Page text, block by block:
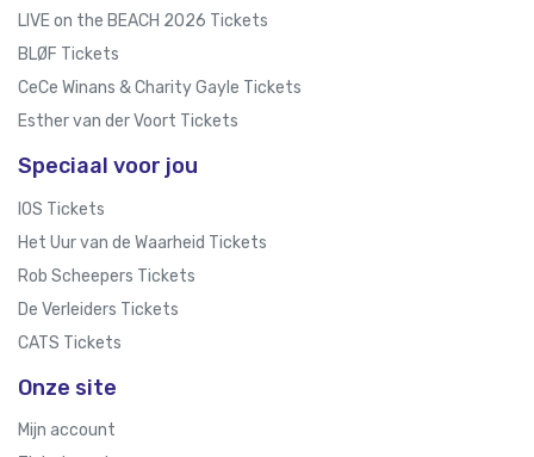
LIVE on the BEACH 2026 Tickets
BLØF Tickets
CeCe Winans & Charity Gayle Tickets
Esther van der Voort Tickets
Speciaal voor jou
IOS Tickets
Het Uur van de Waarheid Tickets
Rob Scheepers Tickets
De Verleiders Tickets
CATS Tickets
Onze site
Mijn account